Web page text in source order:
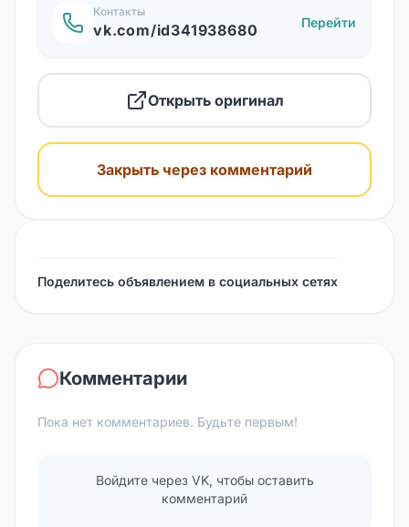
Контакты
vk.com/id341938680 Перейти
Открыть оригинал
Закрыть через комментарий
Поделитесь объявлением в социальных сетях
Комментарии
Пока нет комментариев. Будьте первым!
Войдите через VK, чтобы оставить
комментарий